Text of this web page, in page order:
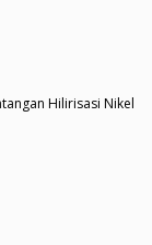
Hilirisasi Nikel